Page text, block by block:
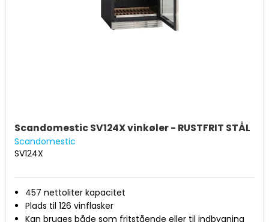
Scandomestic SV124X vinkøler - RUSTFRIT STÅL
Scandomestic
SV124X
457 nettoliter kapacitet
Plads til 126 vinflasker
Kan bruges både som fritstående eller til indbygning